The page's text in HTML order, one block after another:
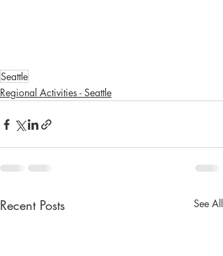
Seattle
Regional Activities - Seattle
Recent Posts See All